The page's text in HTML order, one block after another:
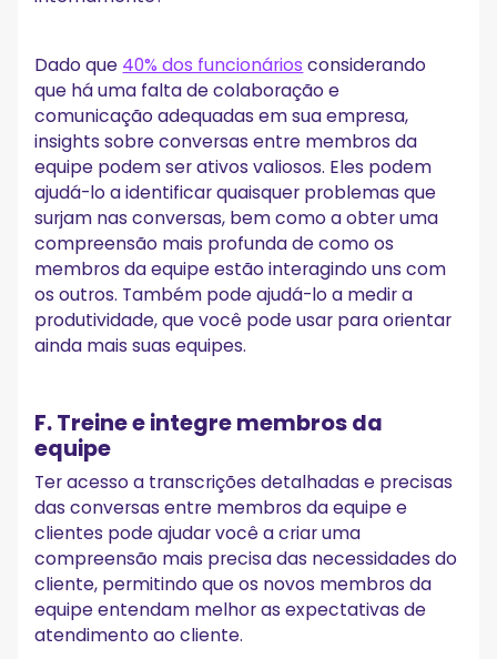
Dado que 40% dos funcionários considerando
que há uma falta de colaboração e
comunicação adequadas em sua empresa,
insights sobre conversas entre membros da
equipe podem ser ativos valiosos. Eles podem
ajudá-lo a identificar quaisquer problemas que
surjam nas conversas, bem como a obter uma
compreensão mais profunda de como os
membros da equipe estão interagindo uns com
os outros. Também pode ajudá-lo a medir a
produtividade, que você pode usar para orientar
ainda mais suas equipes.
F. Treine e integre membros da
equipe
Ter acesso a transcrições detalhadas e precisas
das conversas entre membros da equipe e
clientes pode ajudar você a criar uma
compreensão mais precisa das necessidades do
cliente, permitindo que os novos membros da
equipe entendam melhor as expectativas de
atendimento ao cliente.